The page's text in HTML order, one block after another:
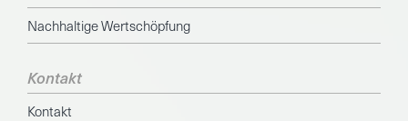
Nachhaltige Wertschöpfung
Kontakt
Kontakt